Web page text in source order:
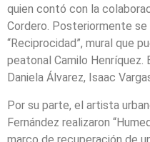
quien contó con la
Cordero. Posteriormente
“Reciprocidad”, mural que
peatonal Camilo Henríquez.
Daniela Álvarez, Isaac
Por su parte, el artista
Fernández realizaron